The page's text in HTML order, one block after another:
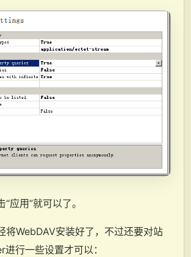
应用”就可以了。
将WebDAV安装好了，不过还要对站
行一些设置才可以：